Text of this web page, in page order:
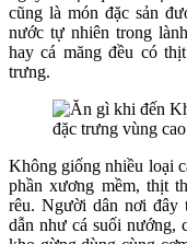
cũng là món đặc sản
nước tự nhiên trong
hay cá măng đều có
trưng.
Không giống nhiều loại
phần xương mềm, thịt
rêu. Người dân nơi đây
dẫn như cá suối nướng,